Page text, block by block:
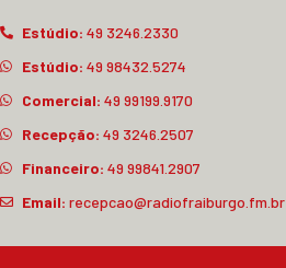
Estúdio: 49 3246.2330
Estúdio: 49 98432.5274
Comercial: 49 99199.9170
Recepção: 49 3246.2507
Financeiro: 49 99841.2907
Email: recepcao@radiofraiburgo.fm.br